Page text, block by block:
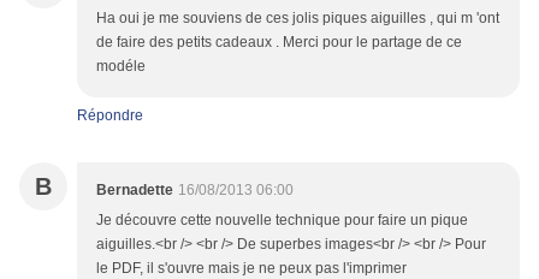
Ha oui je me souviens de ces jolis piques aiguilles , qui m 'ont
de faire des petits cadeaux . Merci pour le partage de ce
modéle
Répondre
B Bernadette 16/08/2013 06:00
Je découvre cette nouvelle technique pour faire un pique
aiguilles.<br /> <br /> De superbes images<br /> <br /> Pour
le PDF, il s'ouvre mais je ne peux pas l'imprimer